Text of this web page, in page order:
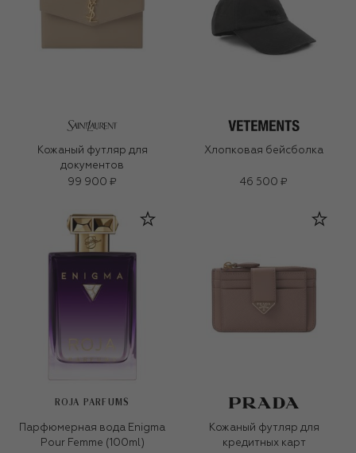
Кожаный футляр для
документов
99 900 ₽
Хлопковая бейсболка
46 500 ₽
ROJA PARFUMS
Парфюмерная вода Enigma
Pour Femme (100ml)
Кожаный футляр для
кредитных карт